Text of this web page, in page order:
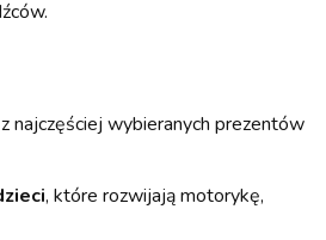
najczęściej wybieranych prezentów
, które rozwijają motorykę,